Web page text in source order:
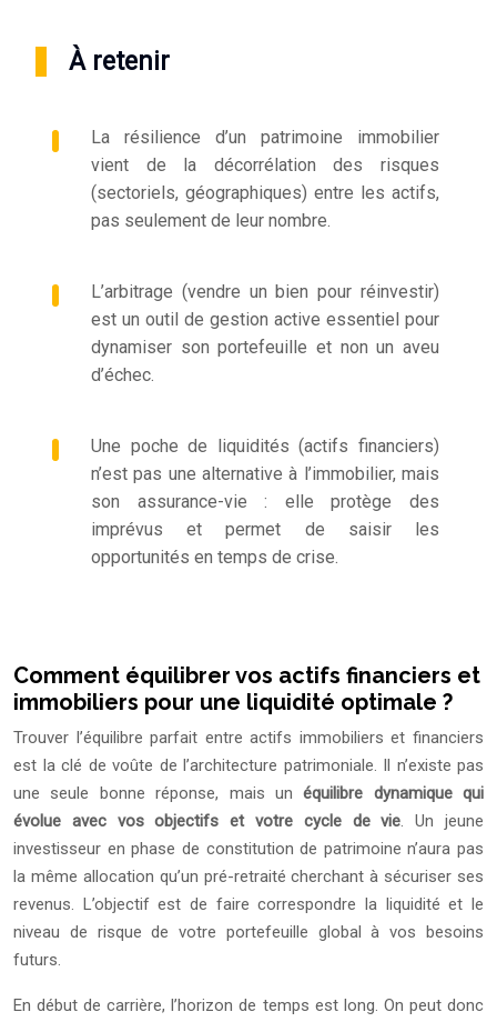
À retenir
La résilience d’un patrimoine immobilier
vient de la décorrélation des risques
(sectoriels, géographiques) entre les actifs,
pas seulement de leur nombre.
L’arbitrage (vendre un bien pour réinvestir)
est un outil de gestion active essentiel pour
dynamiser son portefeuille et non un aveu
d’échec.
Une poche de liquidités (actifs financiers)
n’est pas une alternative à l’immobilier, mais
son assurance-vie : elle protège des
imprévus et permet de saisir les
opportunités en temps de crise.
Comment équilibrer vos actifs financiers et
immobiliers pour une liquidité optimale ?
Trouver l’équilibre parfait entre actifs immobiliers et financiers
est la clé de voûte de l’architecture patrimoniale. Il n’existe pas
une seule bonne réponse, mais unéquilibre dynamique qui
évolue avec vos objectifs et votre cycle de vie. Un jeune
investisseur en phase de constitution de patrimoine n’aura pas
la même allocation qu’un pré-retraité cherchant à sécuriser ses
revenus. L’objectif est de faire correspondre la liquidité et le
niveau de risque de votre portefeuille global à vos besoins
futurs.
En début de carrière, l’horizon de temps est long. On peut donc